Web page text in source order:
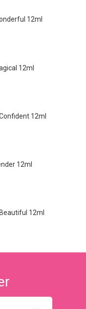
12ml
12ml
12ml
12ml
12ml